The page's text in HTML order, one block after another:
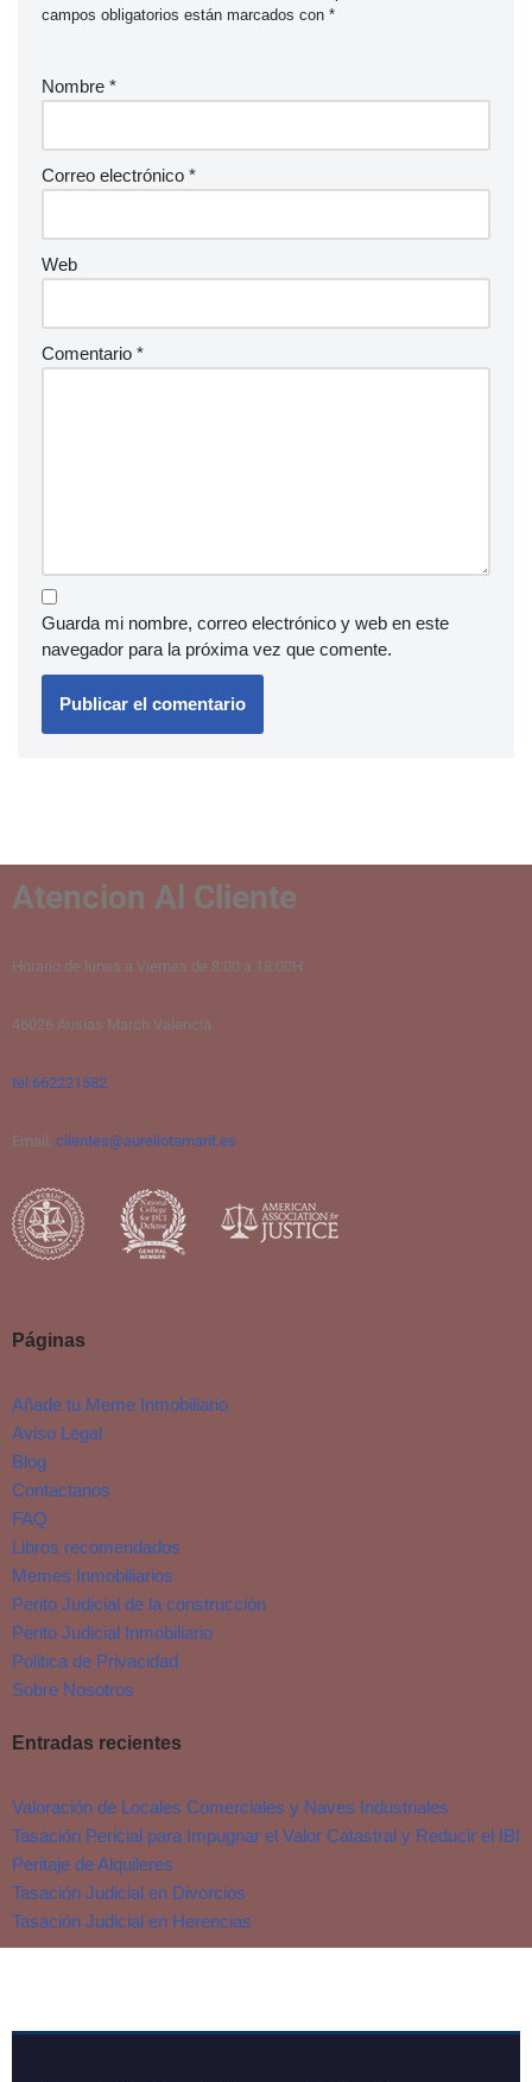
campos obligatorios están marcados con *
Nombre *
Correo electrónico *
Web
Comentario *
Guarda mi nombre, correo electrónico y web en este
navegador para la próxima vez que comente.
Atencion Al Cliente
Horario de lunes a Viernes de 8:00 a 18:00H
46026 Ausias March Valencia
tel:662221582
Email: clientes@aureliotamarit.es
Páginas
Añade tu Meme Inmobiliario
Aviso Legal
Blog
Contactanos
FAQ
Libros recomendados
Memes Inmobiliarios
Perito Judicial de la construcción
Perito Judicial Inmobiliario
Politica de Privacidad
Sobre Nosotros
Entradas recientes
Valoración de Locales Comerciales y Naves Industriales
Tasación Pericial para Impugnar el Valor Catastral y Reducir el IBI
Peritaje de Alquileres
Tasación Judicial en Divorcios
Tasación Judicial en Herencias